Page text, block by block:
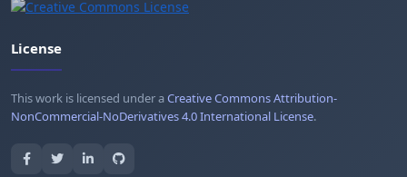
License
This work is licensed under aCreative Commons Attribution-
NonCommercial-NoDerivatives 4.0 International License.